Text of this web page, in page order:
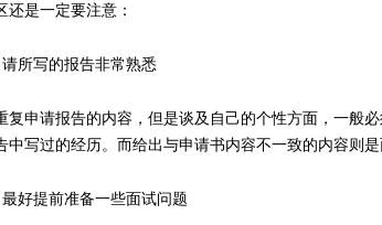
是一定要注意：
所写的报告非常熟悉
申请报告的内容，但是谈及自己的个性方面，一般必
写过的经历。而给出与申请书内容不一致的内容则是
好提前准备一些面试问题